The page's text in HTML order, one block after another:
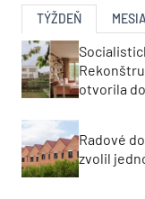
TÝŽDEŇ
otvorila
Radové
zvolil